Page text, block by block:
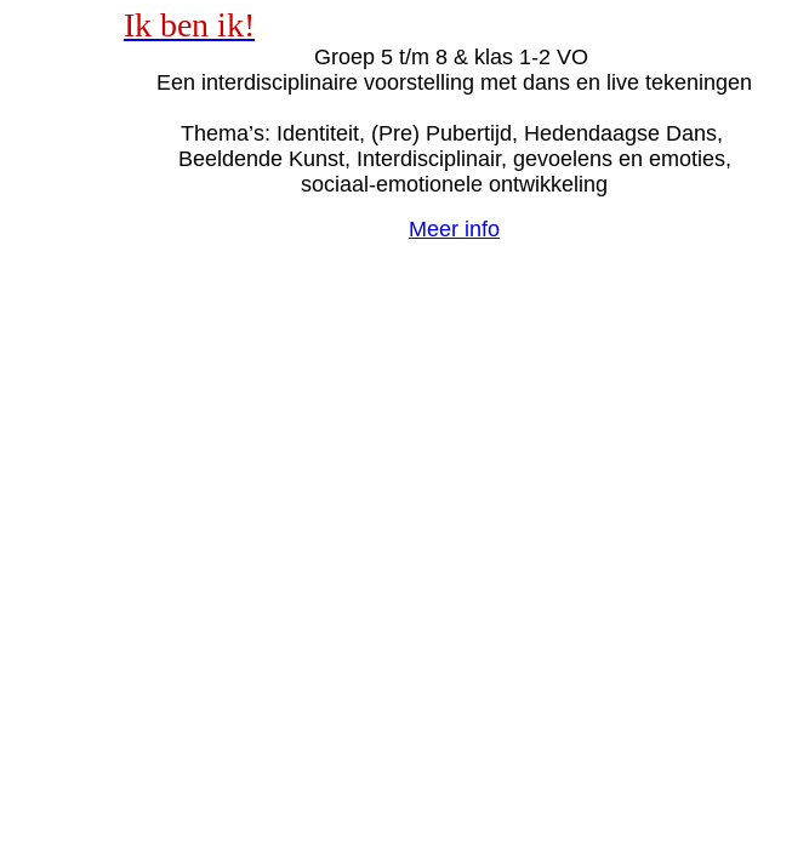
Ik ben ik!
Groep 5 t/m 8 & klas 1-2 VO
Een interdisciplinaire voorstelling met dans en live tekeningen
Thema’s: Identiteit, (Pre) Pubertijd, Hedendaagse Dans,
Beeldende Kunst, Interdisciplinair, gevoelens en emoties,
sociaal-emotionele ontwikkeling
Meer info